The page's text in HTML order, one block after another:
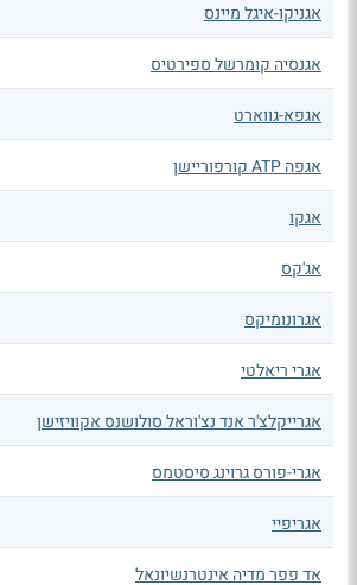
אגניקו-איגל מיינס
אגנסיה קומרשל ספירטיס
אגפא-גווארט
אגפה ATP קורפוריישן
אגקו
אג'קס
אגרונומיקס
אגרי ריאלטי
אגרייקלצ'ר אנד נצ'וראל סולושנס אקוויזישן
אגרי-פורס גרוינג סיסטמס
אגריפיי
אד פפר מדיה אינטרנשיונאל